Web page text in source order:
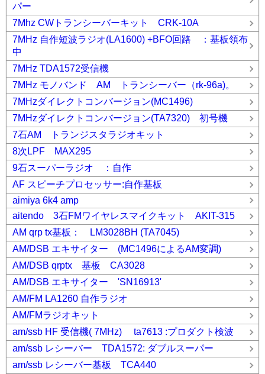
パー
7Mhz CWトランシーバーキット CRK-10A
7MHz 自作短波ラジオ(LA1600) +BFO回路 ：基板領布
中
7MHz TDA1572受信機
7MHz モノバンド AM トランシーバー（rk-96a)。
7MHzダイレクトコンバージョン(MC1496)
7MHzダイレクトコンバージョン(TA7320) 初号機
7石AM トランジスタラジオキット
8次LPF MAX295
9石スーパーラジオ ：自作
AF スピーチプロセッサー:自作基板
aimiya 6k4 amp
aitendo 3石FMワイヤレスマイクキット AKIT-315
AM qrp tx基板： LM3028BH (TA7045)
AM/DSB エキサイター (MC1496によるAM変調)
AM/DSB qrptx 基板 CA3028
AM/DSB エキサイター 'SN16913'
AM/FM LA1260 自作ラジオ
AM/FMラジオキット
am/ssb HF 受信機( 7MHz) ta7613 :プロダクト検波
am/ssb レシーバー TDA1572: ダブルスーパー
am/ssb レシーバー基板 TCA440